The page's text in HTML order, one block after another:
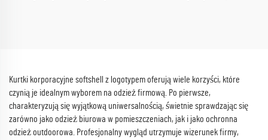
Kurtki korporacyjne softshell z logotypem oferują wiele korzyści, które
czynią je idealnym wyborem na odzież firmową. Po pierwsze,
charakteryzują się wyjątkową uniwersalnością, świetnie sprawdzając się
zarówno jako odzież biurowa w pomieszczeniach, jak i jako ochronna
odzież outdoorowa. Profesjonalny wygląd utrzymuje wizerunek firmy,